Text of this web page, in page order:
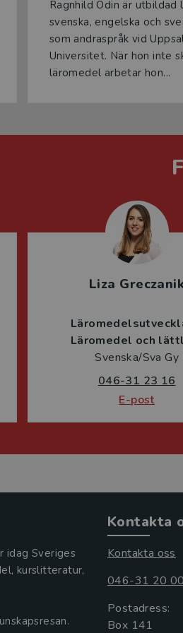
Ragnhild Odin är utbildad
svenska, engelska och
som andraspråk vid
Universitet. När hon inte
läromedel arbetar hon...
Liza Greczanik
Läromedel och
Svenska/Sva Gy
046-31 23 16
E-post
idag Sveriges
kurslitteratur,
Kontakta
Kontakta oss
046-31 20 00
Postadress:
Box 141